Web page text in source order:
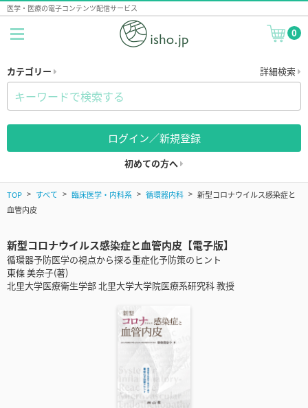
医学・医療の電子コンテンツ配信サービス
0
カテゴリー 詳細検索
ログイン／新規登録
初めての方へ
TOP すべて 臨床医学・内科系 循環器内科
新型コロナウイルス感染症と
血管内皮
新型コロナウイルス感染症と血管内皮【電子版】
循環器予防医学の視点から探る重症化予防策のヒント
東條 美奈子(著)
北里大学医療衛生学部 北里大学大学院医療系研究科 教授